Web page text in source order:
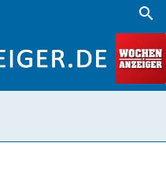
search